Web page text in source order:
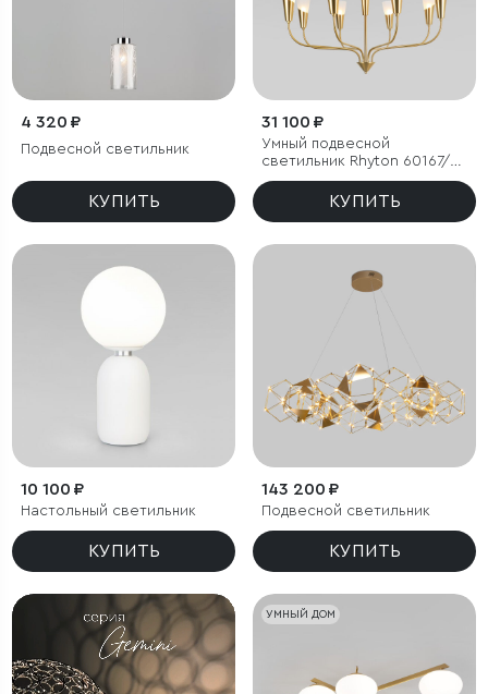
4 320 ₽
Подвесной светильник
КУПИТЬ
31 100 ₽
Умный подвесной
светильник Rhyton 60167/8
латунь
КУПИТЬ
10 100 ₽
Настольный светильник
КУПИТЬ
143 200 ₽
Подвесной светильник
КУПИТЬ
УМНЫЙ ДОМ